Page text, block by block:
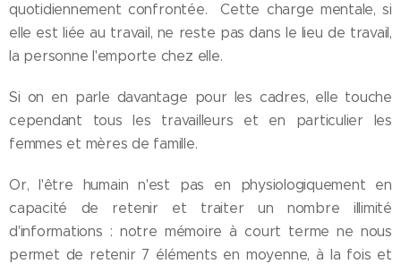
quotidiennement confrontée. Cette charge mentale, si
elle est liée au travail, ne reste pas dans le lieu de travail,
la personne l'emporte chez elle.
Si on en parle davantage pour les cadres, elle touche
cependant tous les travailleurs et en particulier les
femmes et mères de famille.
Or, l'être humain n'est pas en physiologiquement en
capacité de retenir et traiter un nombre illimité
d'informations : notre mémoire à court terme ne nous
permet de retenir 7 éléments en moyenne, à la fois et